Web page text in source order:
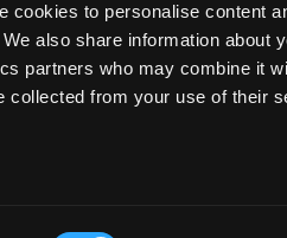
cookies to personalise content
also share information about
partners who may combine it
collected from your use of their
Encontrar Proveedores
Eventos